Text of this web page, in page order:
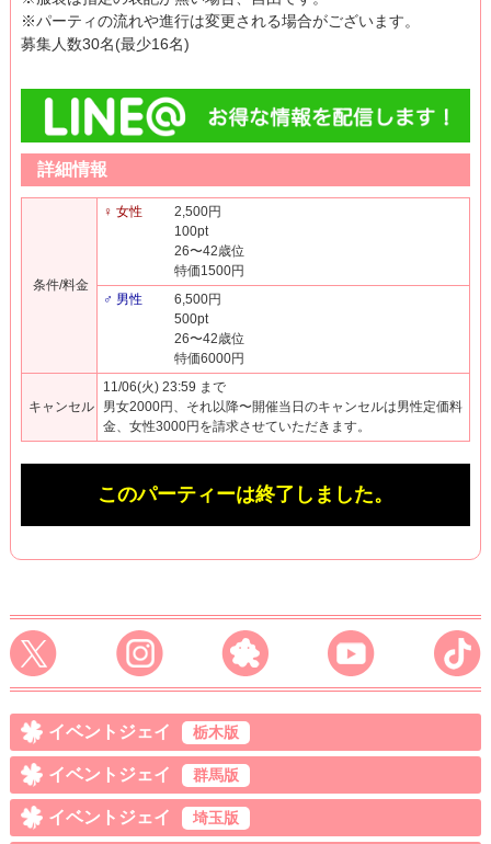
※パーティの流れや進行は変更される場合がございます。
募集人数30名(最少16名)
詳細情報
条件/料金
♀ 女性
2,500円
100pt
26〜42歳位
特価1500円
♂ 男性
6,500円
500pt
26〜42歳位
特価6000円
キャンセル
11/06(火) 23:59 まで
男女2000円、それ以降〜開催当日のキャンセルは男性定価料
金、女性3000円を請求させていただきます。
このパーティーは終了しました。
イベントジェイ 栃木版
イベントジェイ 群馬版
イベントジェイ 埼玉版